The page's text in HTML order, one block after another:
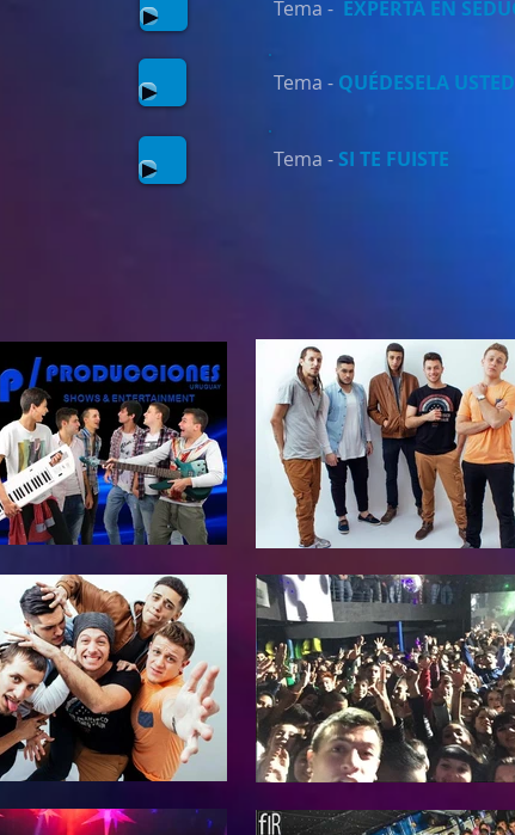
Tema - EXPERTA EN
Tema - QUÉDESELA USTED
Tema - SI TE FUISTE